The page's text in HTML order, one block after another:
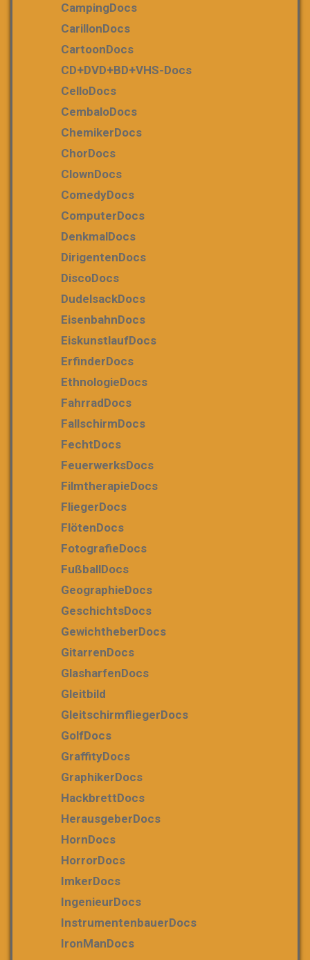
CampingDocs
CarillonDocs
CartoonDocs
CD+DVD+BD+VHS-Docs
CelloDocs
CembaloDocs
ChemikerDocs
ChorDocs
ClownDocs
ComedyDocs
ComputerDocs
DenkmalDocs
DirigentenDocs
DiscoDocs
DudelsackDocs
EisenbahnDocs
EiskunstlaufDocs
ErfinderDocs
EthnologieDocs
FahrradDocs
FallschirmDocs
FechtDocs
FeuerwerksDocs
FilmtherapieDocs
FliegerDocs
FlötenDocs
FotografieDocs
FußballDocs
GeographieDocs
GeschichtsDocs
GewichtheberDocs
GitarrenDocs
GlasharfenDocs
Gleitbild
GleitschirmfliegerDocs
GolfDocs
GraffityDocs
GraphikerDocs
HackbrettDocs
HerausgeberDocs
HornDocs
HorrorDocs
ImkerDocs
IngenieurDocs
InstrumentenbauerDocs
IronManDocs